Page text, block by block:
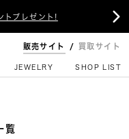
トプレゼント! 
販売サイト 買取サイト
JEWELRY SHOP LIST
覧